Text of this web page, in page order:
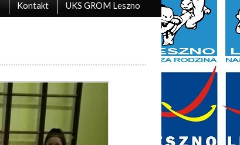
Kontakt UKS GROM Leszno